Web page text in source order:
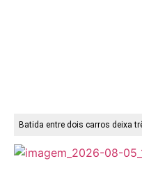
Batida entre dois carros deixa